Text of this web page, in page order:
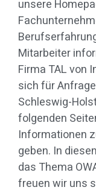
unsere
Mitarbeiter
Firma TAL von
sich für
Schleswig-
folgenden
Informationen
geben. In
das Thema
freuen wir uns